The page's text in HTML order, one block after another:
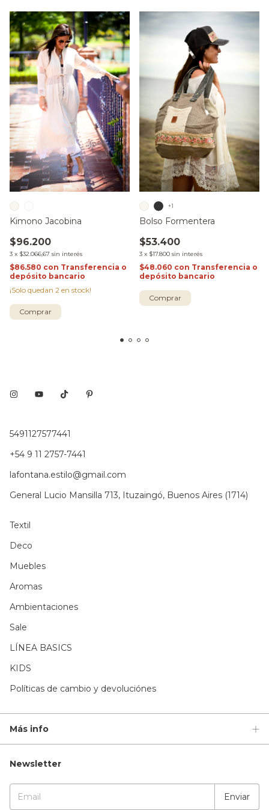
Kimono Jacobina
$96.200
3 x $32.066,67 sin interés
$86.580 con Transferencia o
depósito bancario
¡Solo quedan 2 en stock!
Comprar
Bolso Formentera
$53.400
3 x $17.800 sin interés
$48.060 con Transferencia o
depósito bancario
+1
Comprar
5491127577441
+54 9 11 2757-7441
lafontana.estilo@gmail.com
General Lucio Mansilla 713, Ituzaingó, Buenos Aires (1714)
Textil
Deco
Muebles
Aromas
Ambientaciones
Sale
LÍNEA BASICS
KIDS
Políticas de cambio y devoluciónes
Más info
Newsletter